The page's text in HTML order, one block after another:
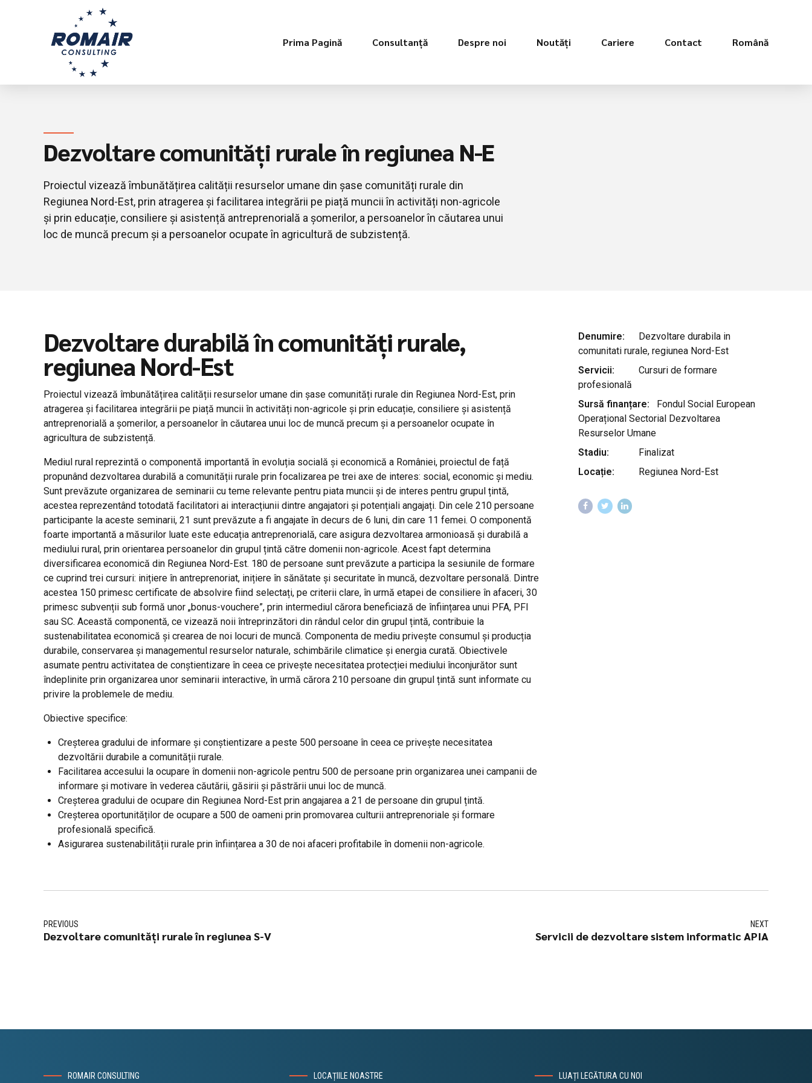
Prima Pagină Consultanță Despre noi Noutăți Cariere Contact Română
Dezvoltare comunități rurale în regiunea N-E
Proiectul vizează îmbunătățirea calității resurselor umane din șase comunități rurale din
Regiunea Nord-Est, prin atragerea și facilitarea integrării pe piață muncii în activități non-agricole
și prin educație, consiliere și asistență antreprenorială a șomerilor, a persoanelor în căutarea unui
loc de muncă precum și a persoanelor ocupate în agricultură de subzistență.
Dezvoltare durabilă în comunități rurale,
regiunea Nord-Est
Proiectul vizează îmbunătățirea calității resurselor umane din șase comunități rurale din Regiunea Nord- Est, prin
atragerea și facilitarea integrării pe piață muncii în activități non-agricole și prin educație, consiliere și asistență
antreprenorială a șomerilor, a persoanelor în căutarea unui loc de muncă precum și a persoanelor ocupate în
agricultura de subzistență.
Mediul rural reprezintă o componentă importantă în evoluția socială și economică a României, proiectul de față
propunând dezvoltarea durabilă a comunității rurale prin focalizarea pe trei axe de interes: social, economic și mediu.
Sunt prevăzute organizarea de seminarii cu teme relevante pentru piata muncii și de interes pentru grupul țintă,
acestea reprezentând totodată facilitatori ai interacțiunii dintre angajatori și potențiali angajați. Din cele 210 persoane
participante la aceste seminarii, 21 sunt prevăzute a fi angajate în decurs de 6 luni, din care 11 femei. O componentă
foarte importantă a măsurilor luate este educația antreprenorială, care asigura dezvoltarea armonioasă și durabilă a
mediului rural, prin orientarea persoanelor din grupul țintă către domenii non-agricole. Acest fapt determina
diversificarea economică din Regiunea Nord- Est. 180 de persoane sunt prevăzute a participa la sesiunile de formare
ce cuprind trei cursuri: inițiere în antreprenoriat, inițiere în sănătate și securitate în muncă, dezvoltare personală. Dintre
acestea 150 primesc certificate de absolvire fiind selectați, pe criterii clare, în urmă etapei de consiliere în afaceri, 30
primesc subvenții sub formă unor „bonus-vouchere”, prin intermediul cărora beneficiază de înființarea unui PFA, PFI
sau SC. Această componentă, ce vizează noii întreprinzători din rândul celor din grupul țintă, contribuie la
sustenabilitatea economică și crearea de noi locuri de muncă. Componenta de mediu privește consumul și producția
durabile, conservarea și managementul resurselor naturale, schimbările climatice și energia curată. Obiectivele
asumate pentru activitatea de conștientizare în ceea ce privește necesitatea protecției mediului înconjurător sunt
îndeplinite prin organizarea unor seminarii interactive, în urmă cărora 210 persoane din grupul țintă sunt informate cu
privire la problemele de mediu.
Obiective specifice:
Creșterea gradului de informare și conștientizare a peste 500 persoane în ceea ce privește necesitatea
dezvoltării durabile a comunității rurale.
Facilitarea accesului la ocupare în domenii non-agricole pentru 500 de persoane prin organizarea unei campanii de
informare și motivare în vederea căutării, găsirii și păstrării unui loc de muncă.
Creșterea gradului de ocupare din Regiunea Nord- Est prin angajarea a 21 de persoane din grupul țintă.
Creșterea oportunităților de ocupare a 500 de oameni prin promovarea culturii antreprenoriale și formare
profesională specifică.
Asigurarea sustenabilității rurale prin înființarea a 30 de noi afaceri profitabile în domenii non-agricole.
Denumire:
Dezvoltare durabila in
comunitati rurale, regiunea Nord-Est
Servicii:
Cursuri de formare
profesională
Sursă finanțare:
Fondul Social European
Operațional Sectorial Dezvoltarea
Resurselor Umane
Stadiu:
Finalizat
Locație:
Regiunea Nord-Est
PREVIOUS
Dezvoltare comunități rurale în regiunea S-V
NEXT
Servicii de dezvoltare sistem informatic APIA
ROMAIR CONSULTING LOCAȚIILE NOASTRE LUAȚI LEGĂTURA CU NOI